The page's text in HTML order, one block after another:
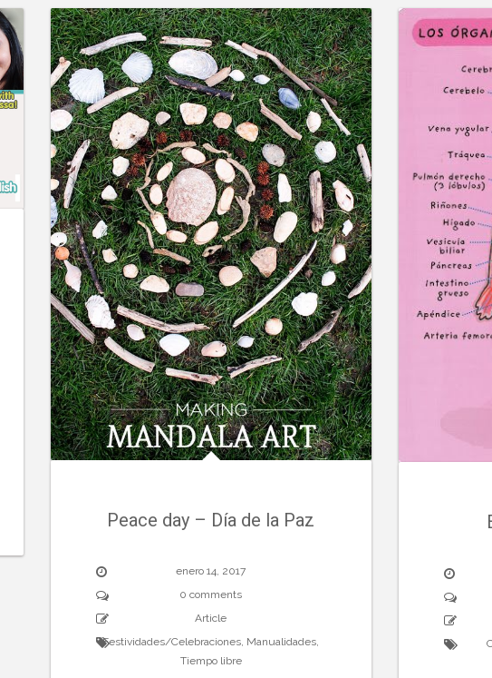
Peace day – Día de la Paz
enero 14, 2017
0 comments
Article
Festividades/Celebraciones, Manualidades,
Tiempo libre